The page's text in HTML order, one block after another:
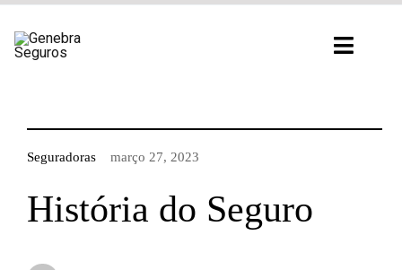
para
Seguradoras março 27, 2023
História do Seguro